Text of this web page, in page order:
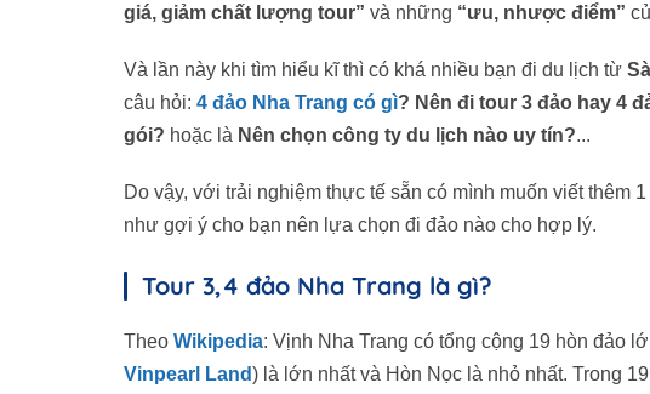
giá, giảm chất lượng tour” và những “ưu, nhược điểm”
Và lần này khi tìm hiểu kĩ thì có khá nhiều bạn đi du lịch từ
câu hỏi: 4 đảo Nha Trang có gì? Nên đi tour 3 đảo hay 4
gói? hoặc là Nên chọn công ty du lịch nào uy tín?...
Do vậy, với trải nghiệm thực tế sẵn có mình muốn viết thêm 1
như gợi ý cho bạn nên lựa chọn đi đảo nào cho hợp lý.
Tour 3,4 đảo Nha Trang là gì?
Theo Wikipedia: Vịnh Nha Trang có tổng cộng 19 hòn đảo
Vinpearl Land) là lớn nhất và Hòn Nọc là nhỏ nhất. Trong